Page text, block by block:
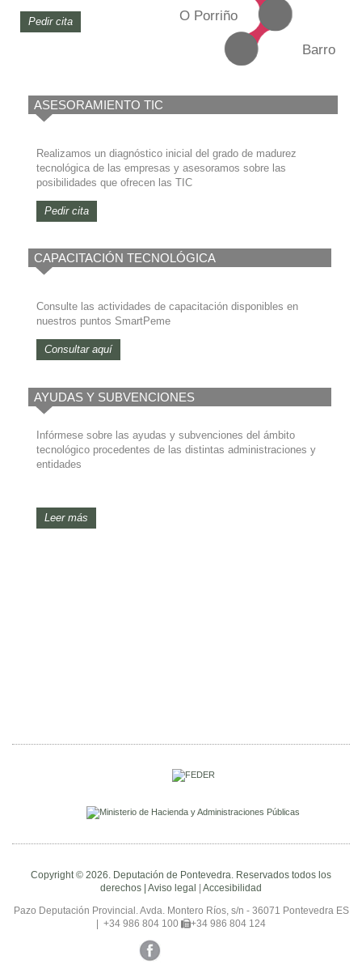
Pedir cita O Porriño
Barro
ASESORAMIENTO TIC
Realizamos un diagnóstico inicial del grado de madurez
tecnológica de las empresas y asesoramos sobre las
posibilidades que ofrecen las TIC
Pedir cita
CAPACITACIÓN TECNOLÓGICA
Consulte las actividades de capacitación disponibles en
nuestros puntos SmartPeme
Consultar aquí
AYUDAS Y SUBVENCIONES
Infórmese sobre las ayudas y subvenciones del ámbito
tecnológico procedentes de las distintas administraciones y
entidades
Leer más
Copyright © 2026. Deputación de Pontevedra. Reservados todos los
derechos | Aviso legal Accesibilidad
Pazo Deputación Provincial. Avda. Montero Ríos, s/n - 36071 Pontevedra ES
+34 986 804 100
+34 986 804 124